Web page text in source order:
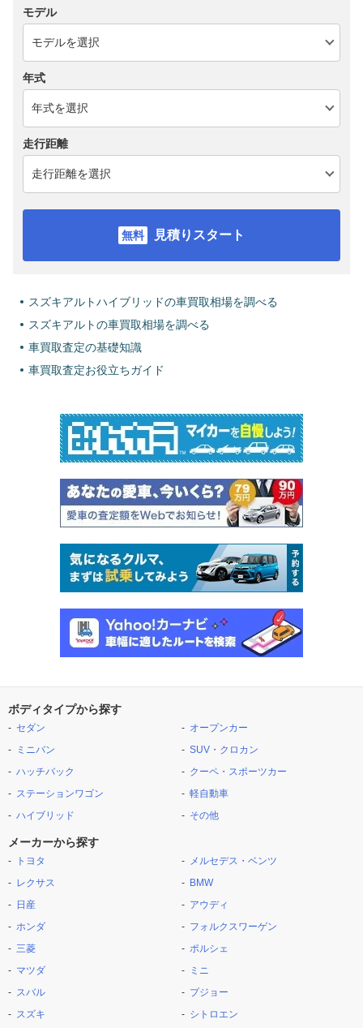
モデル
年式
走行距離
見積りスタート
スズキアルトハイブリッドの車買取相場を調べる
スズキアルトの車買取相場を調べる
車買取査定の基礎知識
車買取査定お役立ちガイド
ボディタイプから探す
セダン
ミニバン
ハッチバック
ステーションワゴン
ハイブリッド
オープンカー
SUV・クロカン
クーペ・スポーツカー
軽自動車
その他
メーカーから探す
トヨタ
レクサス
日産
ホンダ
三菱
マツダ
スバル
スズキ
メルセデス・ベンツ
BMW
アウディ
フォルクスワーゲン
ポルシェ
ミニ
プジョー
シトロエン